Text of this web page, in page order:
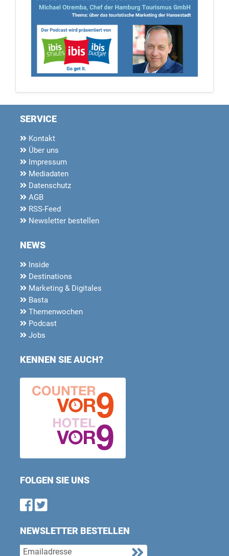
SERVICE
Kontakt
Über uns
Impressum
Mediadaten
Datenschutz
AGB
RSS-Feed
Newsletter bestellen
NEWS
Inside
Destinations
Marketing & Digitales
Basta
Themenwochen
Podcast
Jobs
KENNEN SIE AUCH?
FOLGEN SIE UNS
Find us on Facebook
Follow us on Twitter
NEWSLETTER BESTELLEN